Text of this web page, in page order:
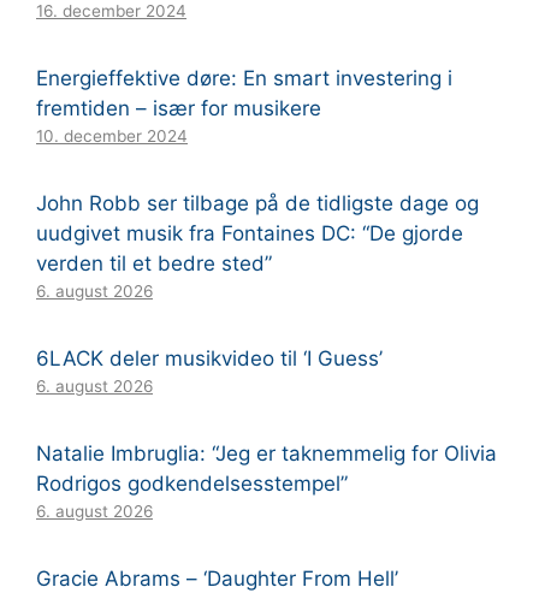
16. december 2024
Energieffektive døre: En smart investering i
fremtiden – især for musikere
10. december 2024
John Robb ser tilbage på de tidligste dage og
uudgivet musik fra Fontaines DC: “De gjorde
verden til et bedre sted”
6. august 2026
6LACK deler musikvideo til ‘I Guess’
6. august 2026
Natalie Imbruglia: “Jeg er taknemmelig for Olivia
Rodrigos godkendelsesstempel”
6. august 2026
Gracie Abrams – ‘Daughter From Hell’